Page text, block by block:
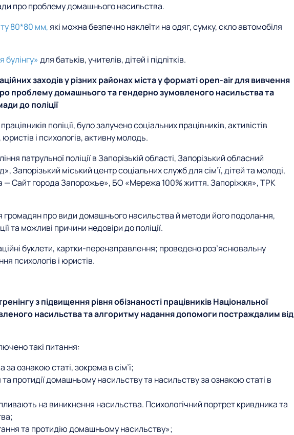
про проблему домашнього насильства.
80*80 мм,які можна безпечно наклеїти на одяг, сумку, скло автомобіля
булінгу» для батьків, учителів, дітей і підлітків.
заходів у різних районах міста у форматі open-air для вивчення
проблему домашнього та гендерно зумовленого насильства та
до поліції
поліції, було залучено соціальних працівників, активістів
і психологів, активну молодь.
патрульної поліції в Запорізькій області, Запорізький обласний
Запорізький міський центр соціальних служб для сім’ї, дітей та молоді,
— Сайт города Запорожье», БО «Мережа 100% життя. Запоріжжя», ТРК
громадян про види домашнього насильства й методи його подолання,
та можливі причини недовіри до поліції.
буклети, картки-перенаправлення; проведено роз’яснювальну
психологів і юристів.
з підвищення рівня обізнаності працівників Національної
насильства та алгоритму надання допомоги постраждалим від
такі питання:
ознакою статі, зокрема в сім’ї;
та протидії домашньому насильству та насильству за ознакою статі в
на виникнення насильства. Психологічний портрет кривдника та
та протидію домашньому насильству»;